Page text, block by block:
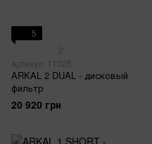
5
2
Артикул: 11025
ARKAL 2 DUAL - дисковый
фильтр
20 920 грн